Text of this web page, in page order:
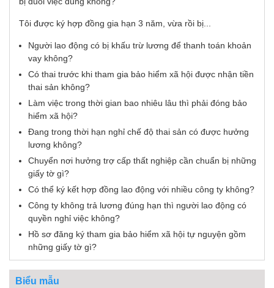
Tôi được ký hợp đồng gia hạn 3 năm, vừa rồi bị...
Người lao động có bị khấu trừ lương để thanh toán khoản
vay không?
Có thai trước khi tham gia bảo hiểm xã hội được nhận tiền
thai sản không?
Làm việc trong thời gian bao nhiêu lâu thì phải đóng bảo
hiểm xã hội?
Đang trong thời hạn nghỉ chế độ thai sản có được hưởng
lương không?
Chuyển nơi hưởng trợ cấp thất nghiệp cần chuẩn bị những
giấy tờ gì?
Có thể ký kết hợp đồng lao động với nhiều công ty không?
Công ty không trả lương đúng hạn thì người lao động có
quyền nghỉ việc không?
Hồ sơ đăng ký tham gia bảo hiểm xã hội tự nguyện gồm
những giấy tờ gì?
Biểu mẫu